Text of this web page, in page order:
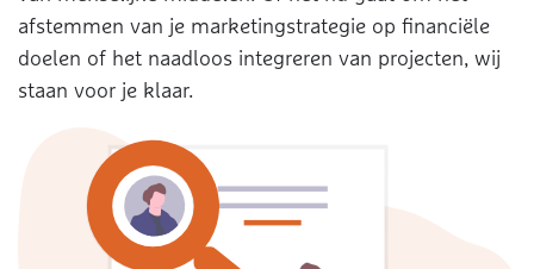
afstemmen van je marketingstrategie op financiële
doelen of het naadloos integreren van projecten, wij
staan voor je klaar.